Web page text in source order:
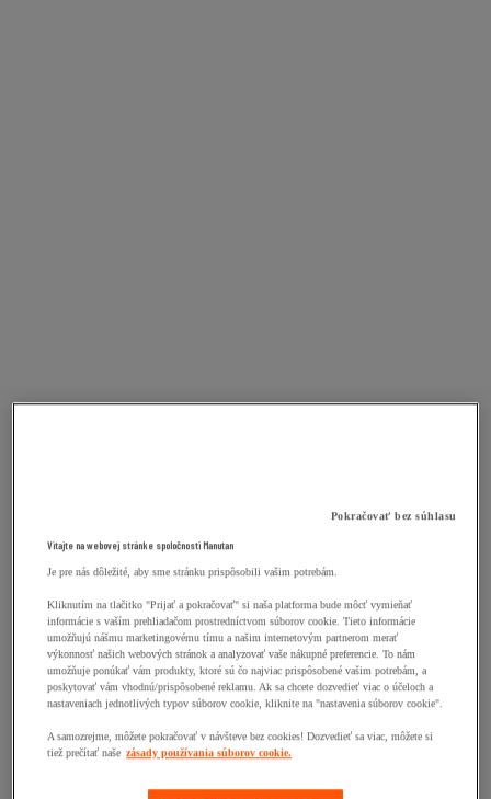
Pokračovať bez súhlasu
Vitajte na webovej stránke spoločnosti Manutan
Je pre nás dôležité, aby sme stránku prispôsobili vašim potrebám.
Kliknutím na tlačitko "Prijať a pokračovať" si naša platforma bude môcť vymieňať
informácie s vaším prehliadačom prostredníctvom súborov cookie. Tieto informácie
umožňujú nášmu marketingovému tímu a našim internetovým partnerom merať
výkonnosť našich webových stránok a analyzovať vaše nákupné preferencie. To nám
umožňuje ponúkať vám produkty, ktoré sú čo najviac prispôsobené vašim potrebám, a
poskytovať vám vhodnú/prispôsobené reklamu. Ak sa chcete dozvedieť viac o účeloch a
nastaveniach jednotlivých typov súborov cookie, kliknite na "nastavenia súborov cookie".
A samozrejme, môžete pokračovať v návšteve bez cookies! Dozvedieť sa viac, môžete si
tiež prečítať naše zásady používania súborov cookie.